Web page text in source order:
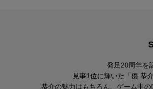
発足20周年を
見事1位に輝いた「棗 恭
恭介の魅力はもちろん、ゲーム中